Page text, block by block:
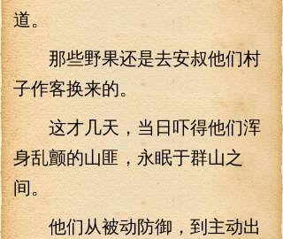
道。
那些野果还是去安叔他们村
子作客换来的。
这才几天，当日吓得他们浑
身乱颤的山匪，永眠于群山之
间。
他们从被动防御，到主动出